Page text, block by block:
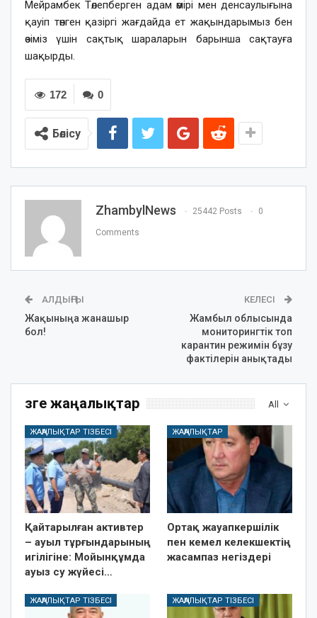
Мейрамбек Төлепберген адам өмірі мен денсаулығына
қауіп төнген қазіргі жағдайда ет жақындарымыз бен
өзіміз үшін сақтық шараларын барынша сақтауға
шақырды.
0
172
Бөлісу
ZhambylNews 25442 Posts 0
Comments
АЛДЫҢҒЫ
Жақыныңа жанашыр
бол!
КЕЛЕСІ
Жамбыл облысында
мониторингтік топ
карантин режимін бұзу
фактілерін анықтады
All
Өзге жаңалықтар
ЖАҢАЛЫҚТАР ТІЗБЕСІ
Қайтарылған активтер
– ауыл тұрғындарының
игілігіне: Мойынқұмда
ауыз су жүйесі…
ЖАҢАЛЫҚТАР
Ортақ жауапкершілік
пен кемел келекшектің
жасампаз негіздері
ЖАҢАЛЫҚТАР ТІЗБЕСІ ЖАҢАЛЫҚТАР ТІЗБЕСІ